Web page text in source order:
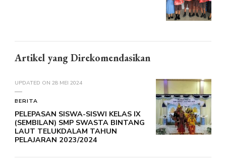
Artikel yang Direkomendasikan
UPDATED ON 28 MEI 2024
BERITA
PELEPASAN SISWA-SISWI KELAS IX
(SEMBILAN) SMP SWASTA BINTANG
LAUT TELUKDALAM TAHUN
PELAJARAN 2023/2024